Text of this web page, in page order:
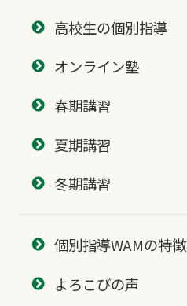
高校生の個別指導
オンライン塾
春期講習
夏期講習
冬期講習
個別指導WAMの特徴
よろこびの声